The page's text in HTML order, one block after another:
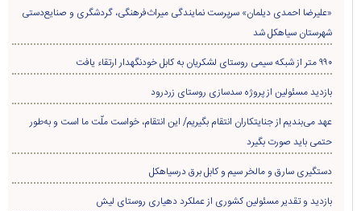
«علیرضا احمدی دیلمان» سرپرست نمایندگی میراث‌فرهنگی، گردشگری و صنایع‌دستی
شهرستان سیاهکل شد
۹۹۰ متر از شبکه سیمی روستای لشکریان به کابل خودنگهدار ارتقاء یافت
بازدید مسئولین از پروژه سدسازی روستای زردرود
عهد می‌بندیم از جنایتکاران انتقام بگیریم/ این انتقام، خواست ملّت ما است و به‌طور
حتمی باید صورت بگیرد
دستگیری سارق و مالخر سیم و کابل برق درسیاهکل
بازدید و تقدیر مسئولین کشوری از عملکرد دهیاری روستای لیش